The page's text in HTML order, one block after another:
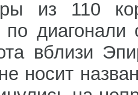
из 110
по
вблизи
носит